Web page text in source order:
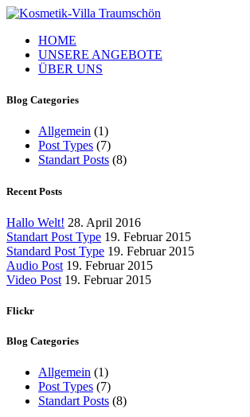
HOME
UNSERE ANGEBOTE
ÜBER UNS
Blog Categories
Allgemein (1)
Post Types (7)
Standart Posts (8)
Recent Posts
Hallo Welt! 28. April 2016
Standart Post Type 19. Februar 2015
Standard Post Type 19. Februar 2015
Audio Post 19. Februar 2015
Video Post 19. Februar 2015
Flickr
Blog Categories
Allgemein (1)
Post Types (7)
Standart Posts (8)